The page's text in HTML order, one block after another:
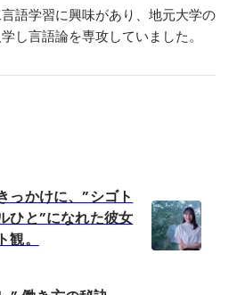
語学習に興味があり、地元大学の
っかけに、”シゴト
ひと”になれた彼女
。